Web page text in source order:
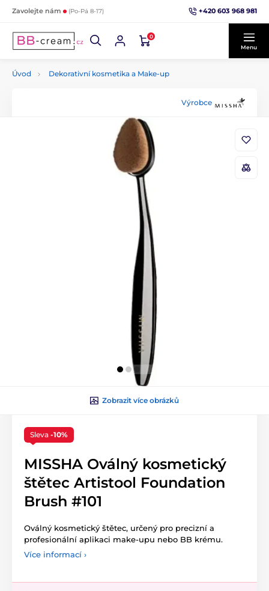
Zavolejte nám (Po-Pá 8-17) +420 603 968 981
0
Menu
Úvod Dekorativní kosmetika a Make-up
Výrobce
Zobrazit více obrázků
Sleva -10%
MISSHA Oválný kosmetický
štětec Artistool Foundation
Brush #101
Oválný kosmetický štětec, určený pro precizní a
profesionální aplikaci make-upu nebo BB krému.
Více informací ›